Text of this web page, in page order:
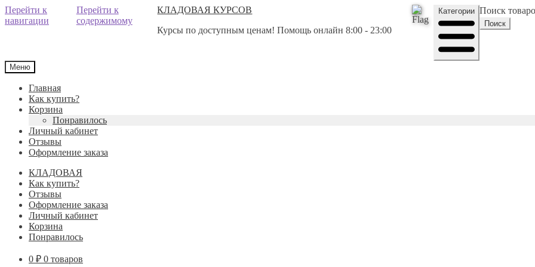
Перейти к
навигации
Перейти к
содержимому
КЛАДОВАЯ КУРСОВ
Курсы по доступным ценам! Помощь онлайн 8:00 - 23:00
Категории Поиск
Поиск
Меню
Главная
Как купить?
Корзина
Понравилось
Личный кабинет
Отзывы
Оформление заказа
КЛАДОВАЯ
Как купить?
Отзывы
Оформление заказа
Личный кабинет
Корзина
Понравилось
0 ₽ 0 товаров